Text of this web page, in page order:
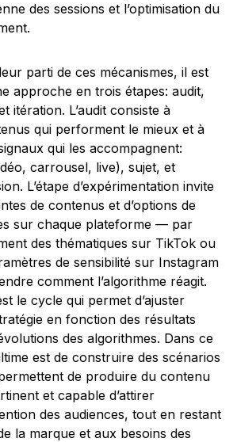
des sessions et l’optimisation du
parti de ces mécanismes, il est
approche en trois étapes: audit,
itération. L’audit consiste à
qui performent le mieux et à
qui les accompagnent:
carrousel, live), sujet, et
L’étape d’expérimentation invite
de contenus et d’options de
sur chaque plateforme — par
des thématiques sur TikTok ou
de sensibilité sur Instagram
comment l’algorithme réagit.
le cycle qui permet d’ajuster
en fonction des résultats
des algorithmes. Dans ce
est de construire des scénarios
de produire du contenu
et capable d’attirer
des audiences, tout en restant
la marque et aux besoins des